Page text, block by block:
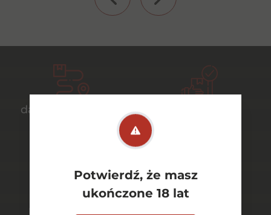
Potwierdź, że masz
ukończone 18 lat
darmowa dostawa
bezpieczne
szeroki wybór